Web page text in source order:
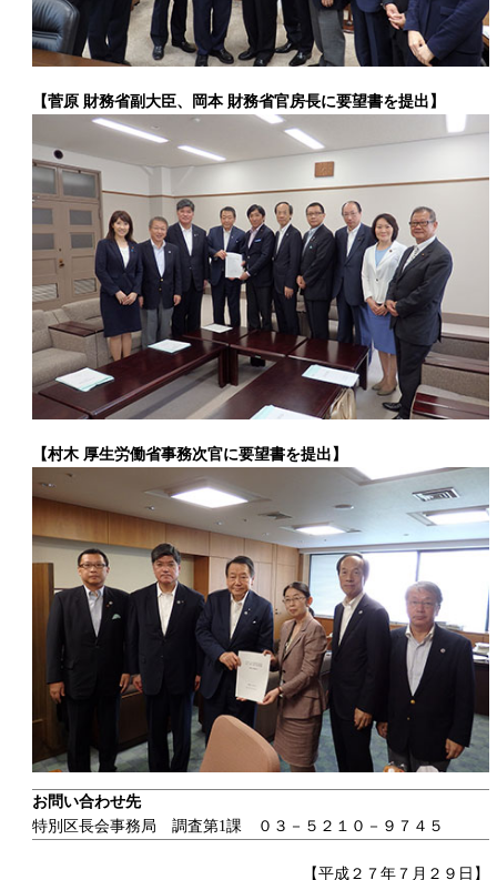
【菅原 財務省副大臣、岡本 財務省官房長に要望書を提出】
【村木 厚生労働省事務次官に要望書を提出】
お問い合わせ先
特別区長会事務局 調査第1課 ０３－５２１０－９７４５
【平成２７年７月２９日】